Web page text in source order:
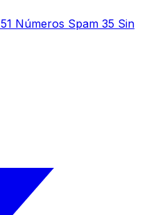
51 Números Spam 35 Sin